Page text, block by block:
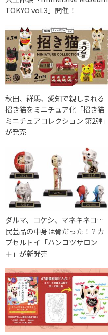
TOKYO vol.3」開催！
秋田、群馬、愛知で親しまれる
招き猫をミニチュア化「招き猫
ミニチュアコレクション 第2弾」
が発売
ダルマ、コケシ、マネキネコ…
民芸品の中身は骨だった！？カ
プセルトイ「ハンコツサロン
＋」が新発売